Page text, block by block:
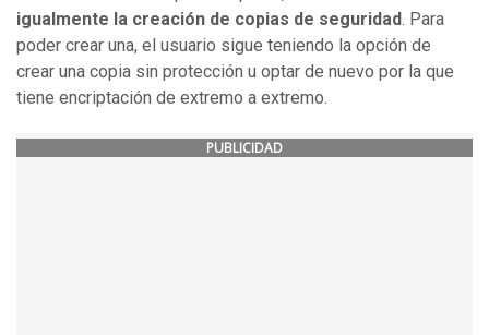
igualmente la creación de copias de seguridad. Para
poder crear una, el usuario sigue teniendo la opción de
crear una copia sin protección u optar de nuevo por la que
tiene encriptación de extremo a extremo.
PUBLICIDAD